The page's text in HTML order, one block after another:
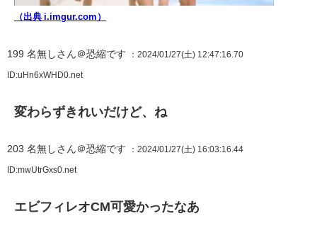
（出典 i.imgur.com）
199 名無しさん＠恐縮です ：2024/01/27(土) 12:47:16.70
ID:uHn6xWHD0.net
変わらずきれいだけど、ね
203 名無しさん＠恐縮です ：2024/01/27(土) 16:03:16.44
ID:mwUtrGxs0.net
エビフィレオCM可愛かったなあ